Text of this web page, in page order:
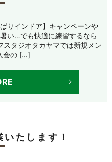
りインドア】キャンペーンや
い…でも快適に練習するなら
スタジオタカヤマでは新規メン
会の […]
たします！